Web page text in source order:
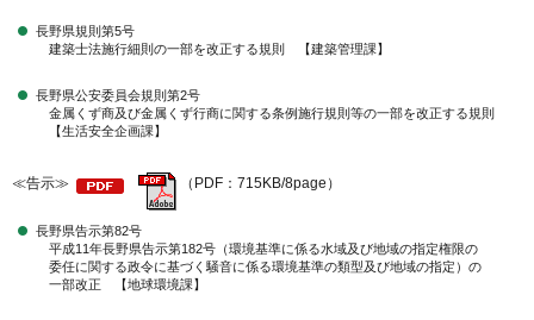
長野県規則第5号
建築士法施行細則の一部を改正する規則 【建築管理課】
長野県公安委員会規則第2号
金属くず商及び金属くず行商に関する条例施行規則等の一部を改正する規則
【生活安全企画課】
≪告示≫ （PDF：715KB/8page）
長野県告示第82号
平成11年長野県告示第182号（環境基準に係る水域及び地域の指定権限の
委任に関する政令に基づく騒音に係る環境基準の類型及び地域の指定）の
一部改正 【地球環境課】